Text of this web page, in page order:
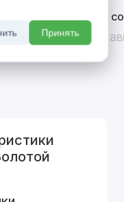
двери при
Divilux
До 31
Принять